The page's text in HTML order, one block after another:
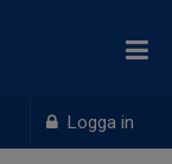
Logga in